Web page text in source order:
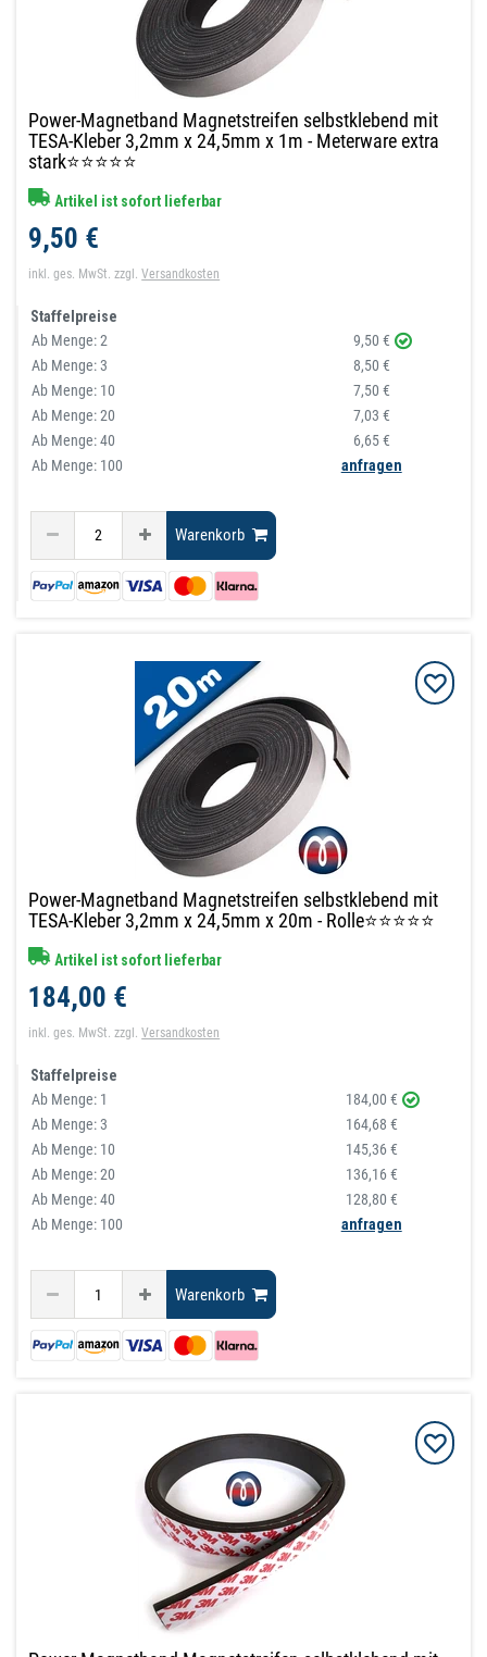
Power-Magnetband Magnetstreifen selbstklebend mit
TESA-Kleber 3,2mm x 24,5mm x 1m - Meterware extra
stark⭐⭐⭐⭐⭐
Artikel ist sofort lieferbar
9,50 €
inkl. ges. MwSt. zzgl.Versandkosten
Staffelpreise
Ab Menge:2
9,50 €
Ab Menge:3
8,50 €
Ab Menge: 10
7,50 €
Ab Menge:20
7,03 €
Ab Menge:40
6,65 €
Ab Menge: 100
anfragen
Warenkorb
Power-Magnetband Magnetstreifen selbstklebend mit
TESA-Kleber 3,2mm x 24,5mm x 20m - Rolle⭐⭐⭐⭐⭐
Artikel ist sofort lieferbar
184,00 €
inkl. ges. MwSt. zzgl.Versandkosten
Staffelpreise
Ab Menge: 1
184,00 €
Ab Menge:3
164,68 €
Ab Menge: 10
145,36 €
Ab Menge:20
136,16 €
Ab Menge:40
128,80 €
Ab Menge: 100
anfragen
Warenkorb